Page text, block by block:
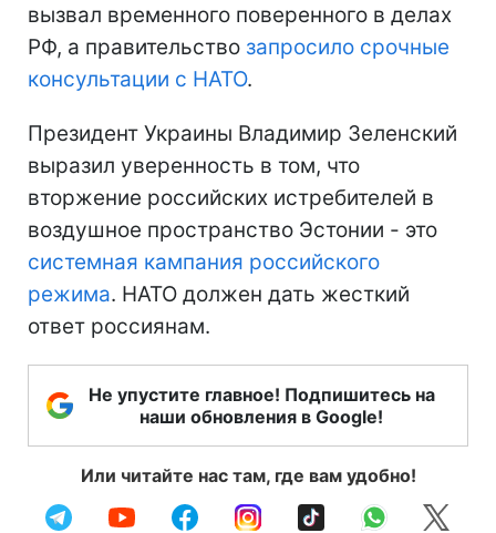
вызвал временного поверенного в делах
РФ, а правительство запросило срочные
консультации с НАТО.
Президент Украины Владимир Зеленский
выразил уверенность в том, что
вторжение российских истребителей в
воздушное пространство Эстонии - это
системная кампания российского
режима. НАТО должен дать жесткий
ответ россиянам.
Не упустите главное! Подпишитесь на
наши обновления в Google!
Или читайте нас там, где вам удобно!